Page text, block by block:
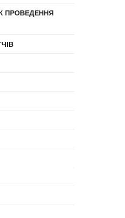
ПРОВЕДЕННЯ